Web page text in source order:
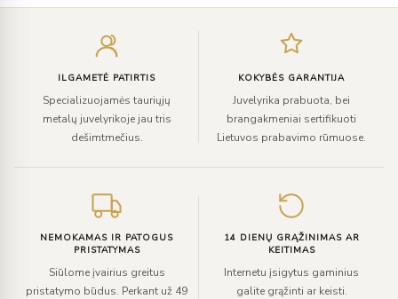
ILGAMETĖ PATIRTIS
Specializuojamės tauriųjų
metalų juvelyrikoje jau tris
dešimtmečius.
KOKYBĖS GARANTIJA
Juvelyrika prabuota, bei
brangakmeniai sertifikuoti
Lietuvos prabavimo rūmuose.
NEMOKAMAS IR PATOGUS
PRISTATYMAS
Siūlome įvairius greitus
pristatymo būdus. Perkant už 49
14 DIENŲ GRĄŽINIMAS AR
KEITIMAS
Internetu įsigytus gaminius
galite grąžinti ar keisti.